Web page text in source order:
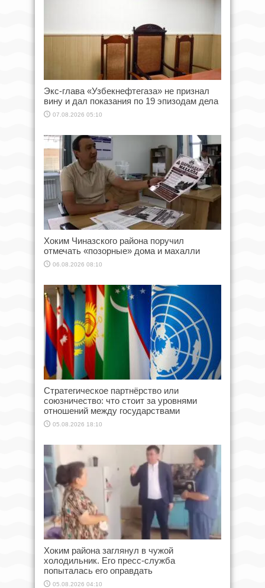
Экс-глава «Узбекнефтегаза» не признал
вину и дал показания по 19 эпизодам дела
07.08.2026 05:10
Хоким Чиназского района поручил
отмечать «позорные» дома и махалли
06.08.2026 08:10
Стратегическое партнёрство или
союзничество: что стоит за уровнями
отношений между государствами
05.08.2026 18:10
Хоким района заглянул в чужой
холодильник. Его пресс-служба
попыталась его оправдать
05.08.2026 04:10